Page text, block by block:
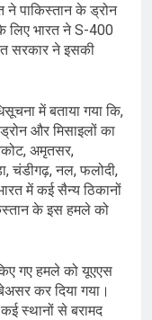
ने पाकिस्तान के ड्रोन
लिए भारत ने S-400
सरकार ने इसकी
में बताया गया कि,
और मिसाइलों का
अमृतसर,
चंडीगढ़, नल, फलोदी,
में कई सैन्य ठिकानों
के इस हमले को
किए गए हमले को यूएएस
कर दिया गया।
स्थानों से बरामद